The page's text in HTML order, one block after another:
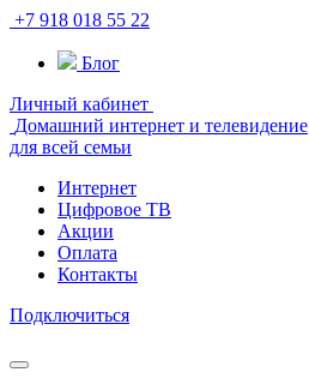
+7 918 018 55 22
Блог
Личный кабинет
Домашний интернет и телевидение
для всей семьи
Интернет
Цифровое ТВ
Акции
Оплата
Контакты
Подключиться